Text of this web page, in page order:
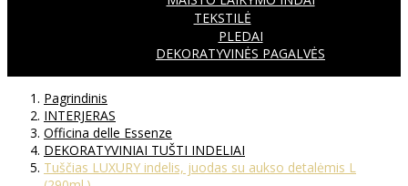
TEKSTILĖ
PLEDAI
DEKORATYVINĖS PAGALVĖS
Pagrindinis
INTERJERAS
Officina delle Essenze
DEKORATYVINIAI TUŠTI INDELIAI
Tuščias LUXURY indelis, juodas su aukso detalėmis L